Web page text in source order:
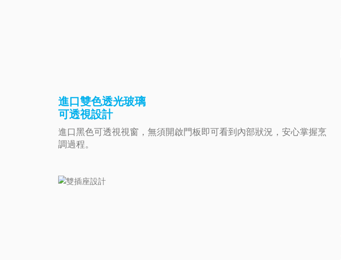
進口雙色透光玻璃
可透視設計
進口黑色可透視視窗，無須開啟門板即可看到內部狀況，安心掌握烹
調過程。